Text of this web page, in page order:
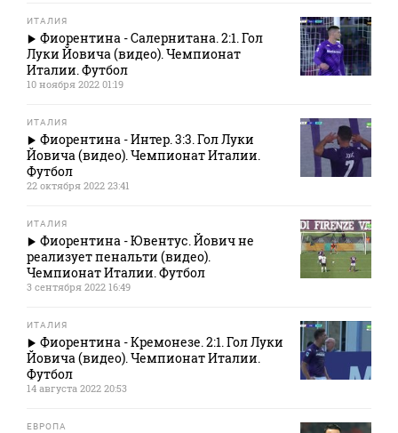
ИТАЛИЯ
Фиорентина - Салернитана. 2:1. Гол
Луки Йовича (видео). Чемпионат
Италии. Футбол
10 ноября 2022 01:19
ИТАЛИЯ
Фиорентина - Интер. 3:3. Гол Луки
Йовича (видео). Чемпионат Италии.
Футбол
22 октября 2022 23:41
ИТАЛИЯ
Фиорентина - Ювентус. Йович не
реализует пенальти (видео).
Чемпионат Италии. Футбол
3 сентября 2022 16:49
ИТАЛИЯ
Фиорентина - Кремонезе. 2:1. Гол Луки
Йовича (видео). Чемпионат Италии.
Футбол
14 августа 2022 20:53
ЕВРОПА